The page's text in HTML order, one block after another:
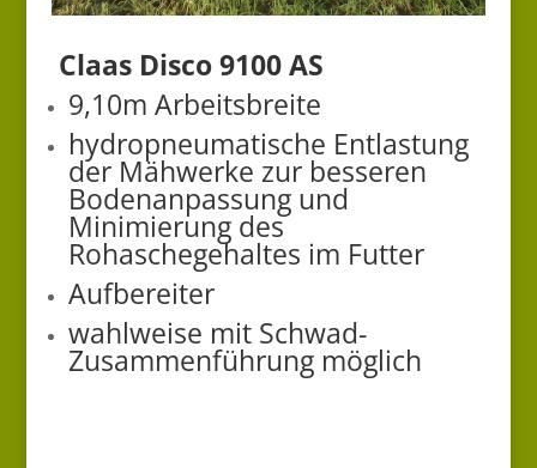
Claas Disco 9100 AS
9,10m Arbeitsbreite
hydropneumatische Entlastung
der Mähwerke zur besseren
Bodenanpassung und
Minimierung des
Rohaschegehaltes im Futter
Aufbereiter
wahlweise mit Schwad-
Zusammenführung möglich